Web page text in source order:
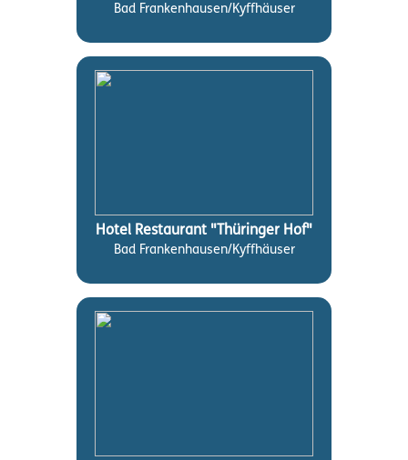
Bad Frankenhausen/Kyffhäuser
Hotel Restaurant "Thüringer Hof"
Bad Frankenhausen/Kyffhäuser